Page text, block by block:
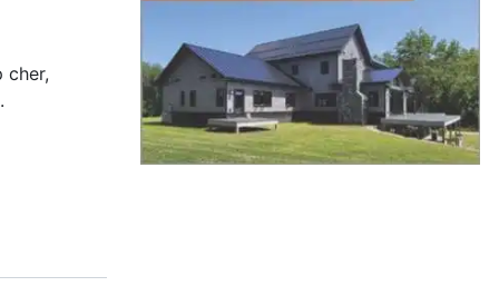
cher,